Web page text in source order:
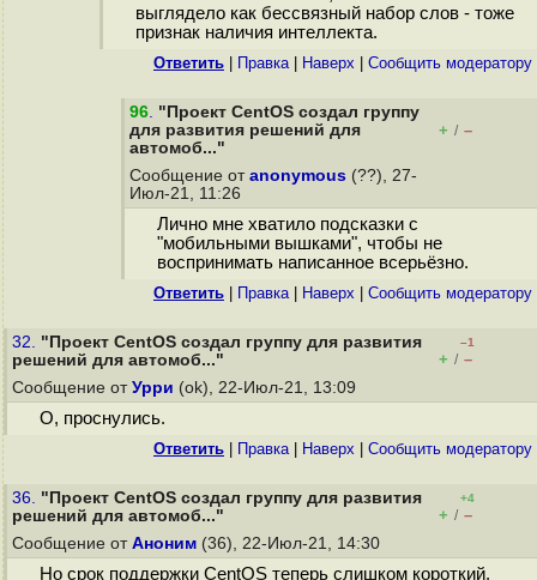
выглядело как бессвязный набор слов - тоже
признак наличия интеллекта.
Ответить Правка| Наверх Cообщить модератору
96. "Проект CentOS создал группу
для развития решений для
автомоб..."
+ / –
Сообщение от anonymous (??), 27-
Июл-21, 11:26
Лично мне хватило подсказки с
"мобильными вышками", чтобы не
воспринимать написанное всерьёзно.
Ответить Правка| Наверх Cообщить модератору
32. "Проект CentOS создал группу для развития
решений для автомоб..."
–1
+ / –
Сообщение от Урри (ok), 22-Июл-21, 13:09
О, проснулись.
Ответить Правка| Наверх Cообщить модератору
36. "Проект CentOS создал группу для развития
решений для автомоб..."
+4
+ / –
Сообщение от Аноним (36), 22-Июл-21, 14:30
Но срок поддержки CentOS теперь слишком короткий.